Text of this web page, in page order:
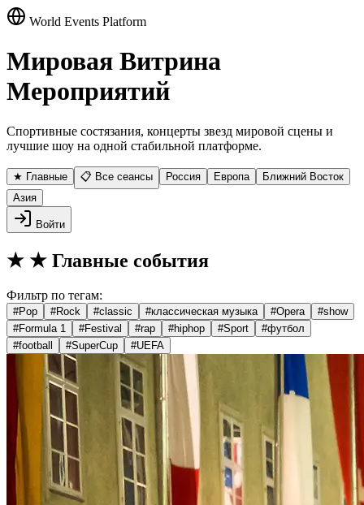
World Events Platform
Мировая Витрина
Мероприятий
Спортивные состязания, концерты звезд мировой сцены и
лучшие шоу на одной стабильной платформе.
★ Главные 📋 Все сеансы Россия Европа
Ближний Восток
Азия
Войти
★ ★ Главные события
Фильтр по тегам:
#Pop #Rock #classic #классическая музыка #Opera #show
#Formula 1 #Festival #rap #hiphop #Sport #футбол
#football #SuperCup #UEFA